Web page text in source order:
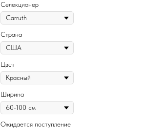
Селекционер
Страна
Цвет
Ширина
Ожидается поступление